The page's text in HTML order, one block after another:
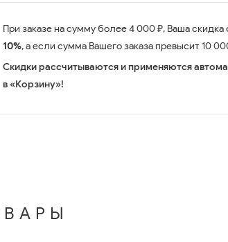
При заказе на сумму более 4 000 ₽, Ваша скидка
10%, а если сумма Вашего заказа превысит 10
Скидки рассчитываются и применяются
в «Корзину»!